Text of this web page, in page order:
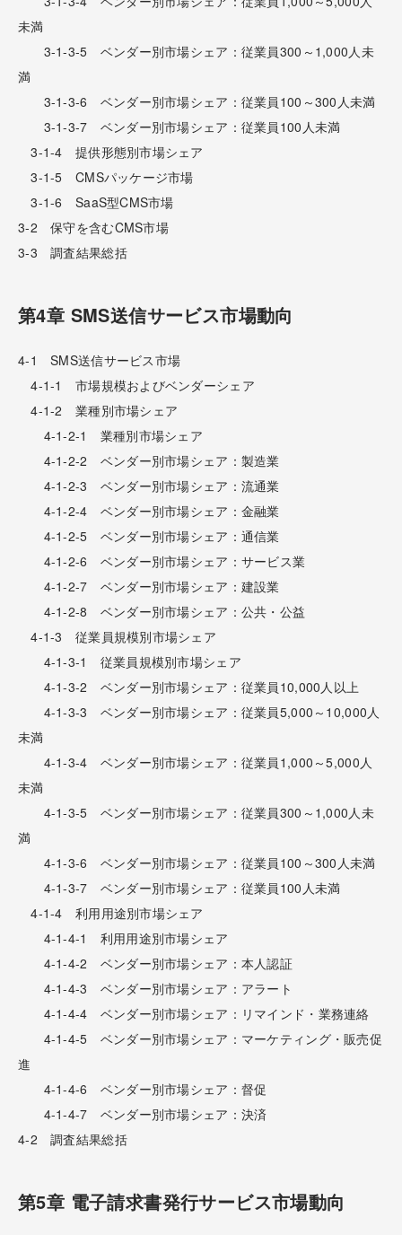
未満
3-1-3-5 ベンダー別市場シェア：従業員300～1,000人未
満
3-1-3-6 ベンダー別市場シェア：従業員100～300人未満
3-1-3-7 ベンダー別市場シェア：従業員100人未満
3-1-4 提供形態別市場シェア
3-1-5 CMSパッケージ市場
3-1-6 SaaS型CMS市場
3-2 保守を含むCMS市場
3-3 調査結果総括
第4章 SMS送信サービス市場動向
4-1 SMS送信サービス市場
4-1-1 市場規模およびベンダーシェア
4-1-2 業種別市場シェア
4-1-2-1 業種別市場シェア
4-1-2-2 ベンダー別市場シェア：製造業
4-1-2-3 ベンダー別市場シェア：流通業
4-1-2-4 ベンダー別市場シェア：金融業
4-1-2-5 ベンダー別市場シェア：通信業
4-1-2-6 ベンダー別市場シェア：サービス業
4-1-2-7 ベンダー別市場シェア：建設業
4-1-2-8 ベンダー別市場シェア：公共・公益
4-1-3 従業員規模別市場シェア
4-1-3-1 従業員規模別市場シェア
4-1-3-2 ベンダー別市場シェア：従業員10,000人以上
4-1-3-3 ベンダー別市場シェア：従業員5,000～10,000人
未満
4-1-3-4 ベンダー別市場シェア：従業員1,000～5,000人
未満
4-1-3-5 ベンダー別市場シェア：従業員300～1,000人未
満
4-1-3-6 ベンダー別市場シェア：従業員100～300人未満
4-1-3-7 ベンダー別市場シェア：従業員100人未満
4-1-4 利用用途別市場シェア
4-1-4-1 利用用途別市場シェア
4-1-4-2 ベンダー別市場シェア：本人認証
4-1-4-3 ベンダー別市場シェア：アラート
4-1-4-4 ベンダー別市場シェア：リマインド・業務連絡
4-1-4-5 ベンダー別市場シェア：マーケティング・販売促
進
4-1-4-6 ベンダー別市場シェア：督促
4-1-4-7 ベンダー別市場シェア：決済
4-2 調査結果総括
第5章 電子請求書発行サービス市場動向